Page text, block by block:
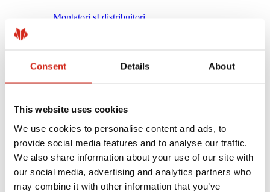
Consent Details About
This website uses cookies
We use cookies to personalise content and ads, to
provide social media features and to analyse our traffic.
We also share information about your use of our site with
our social media, advertising and analytics partners who
may combine it with other information that you’ve
Montatori șI distribuitori
Instrucțiuni de montaj
Asistență tehnică
MASTER ROOFER
Optimizarea Acoperișului – ROOF’R